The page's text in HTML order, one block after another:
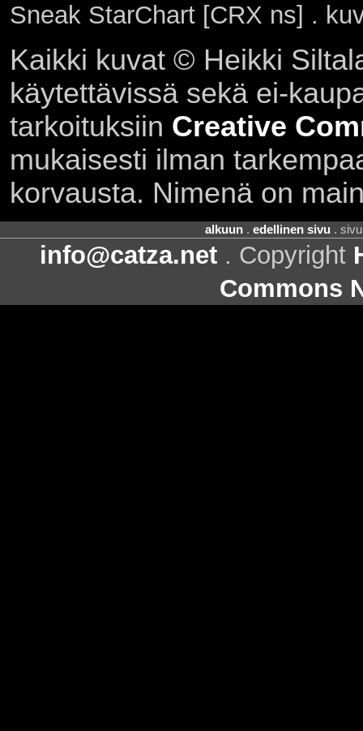
Sneak StarChart [CRX ns] .
Kaikki kuvat © Heikki
käytettävissä sekä ei-
tarkoituksiin Creative
mukaisesti ilman
korvausta. Nimenä on
alkuun . edellinen sivu .
info@catza.net . Copyright
Commons